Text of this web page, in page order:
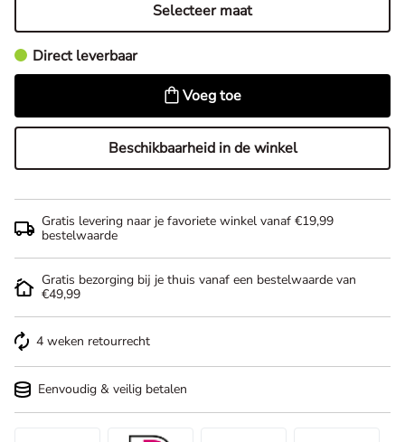
Selecteer maat
Direct leverbaar
Voeg toe
Beschikbaarheid in de winkel
Gratis levering naar je favoriete winkel vanaf €19,99
bestelwaarde
Gratis bezorging bij je thuis vanaf een bestelwaarde van
€49,99
4 weken retourrecht
Eenvoudig & veilig betalen